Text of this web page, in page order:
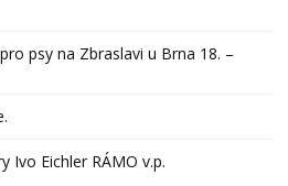
psy na Zbraslavi u Brna 18. –
Ivo Eichler RÁMO v.p.